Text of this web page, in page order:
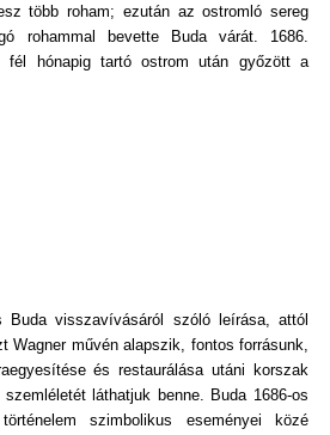
több roham; ezután az ostromló sereg
rohammal bevette Buda várát. 1686.
fél hónapig tartó ostrom után győzött a
szóló leírása, attól
Wagner művén alapszik, fontos forrásunk,
és restaurálása utáni korszak
láthatjuk benne. Buda 1686-os
szimbolikus eseményei közé